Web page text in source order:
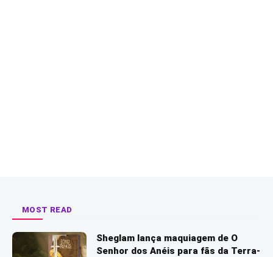
MOST READ
Sheglam lança maquiagem de O
Senhor dos Anéis para fãs da Terra-